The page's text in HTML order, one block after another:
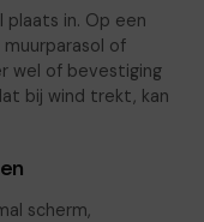
in. Op een
muurparasol of
wel of bevestiging
bij wind trekt, kan
scherm,